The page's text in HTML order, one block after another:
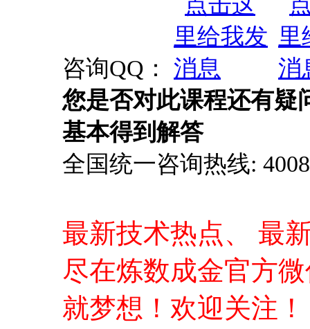
咨询QQ：
您是否对此课程还有疑
基本得到解答
全国统一咨询热线:
最新技术热点、 最
尽在炼数成金官方
就梦想！欢迎关注！